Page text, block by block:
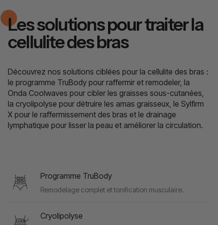
Les solutions pour traiter la
cellulite des bras
Découvrez nos solutions ciblées pour la cellulite des bras :
le programme TruBody pour raffermir et remodeler, la
Onda Coolwaves pour cibler les graisses sous-cutanées,
la cryolipolyse pour détruire les amas graisseux, le Sylfirm
X pour le raffermissement des bras et le drainage
lymphatique pour lisser la peau et améliorer la circulation.
Programme TruBody
Remodelage complet et tonification musculaire.
Cryolipolyse